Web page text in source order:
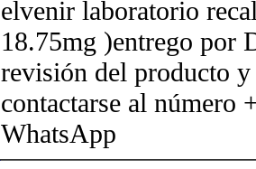
elvenir laboratorio
18.75mg )entrego por
revisión del producto
contactarse al número
WhatsApp